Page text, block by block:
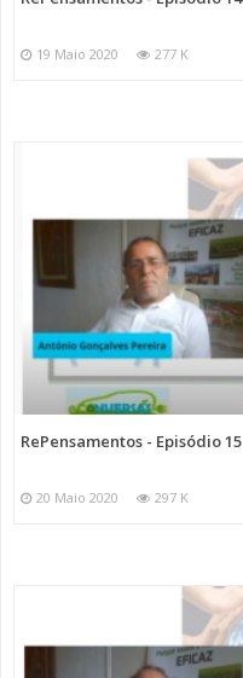
19 Maio 2020 277 K
RePensamentos - Episódio 15
20 Maio 2020 297 K